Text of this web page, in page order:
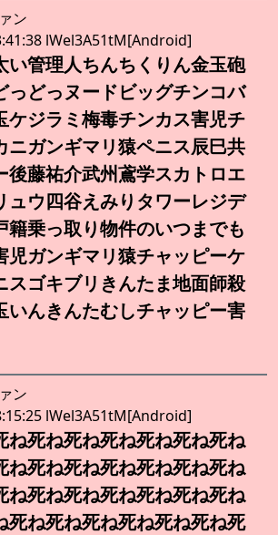
ン
lWel3A51tM[Android]
い管理人ちんちくりん金玉砲
っどっヌードビッグチンコバ
ケジラミ梅毒チンカス害児チ
ニガンギマリ猿ペニス辰巳共
後藤祐介武州鳶学スカトロエ
ュウ四谷えみりタワーレジデ
籍乗っ取り物件のいつまでも
児ガンギマリ猿チャッピーケ
スゴキブリきんたま地面師殺
いんきんたむしチャッピー害
ン
lWel3A51tM[Android]
ね死ね死ね死ね死ね死ね死ね
ね死ね死ね死ね死ね死ね死ね
ね死ね死ね死ね死ね死ね死ね
死ね死ね死ね死ね死ね死ね死